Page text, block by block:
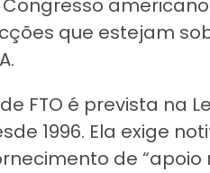
que estejam
FTO é prevista na
1996. Ela exige
de “apoio